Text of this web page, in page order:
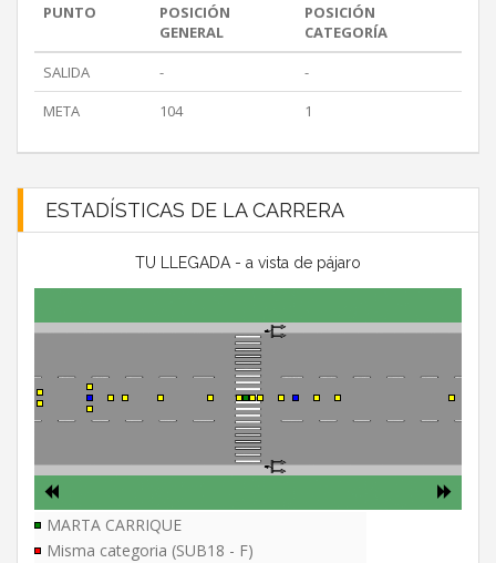
PUNTO
POSICIÓN
GENERAL
POSICIÓN
CATEGORÍA
SALIDA
-
-
META
104 1
ESTADÍSTICAS DE LA CARRERA
TU LLEGADA - a vista de pájaro
MARTA CARRIQUE
Misma categoria (SUB18 - F)